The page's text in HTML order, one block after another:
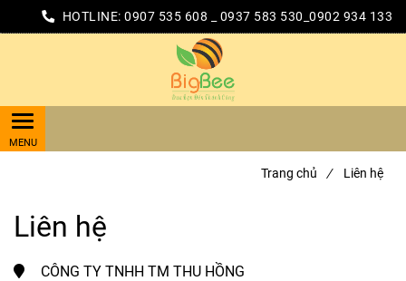
HOTLINE: 0907 535 608 _ 0937 583 530_0902 934 133
Trang chủ / Liên hệ
Liên hệ
CÔNG TY TNHH TM THU HỒNG